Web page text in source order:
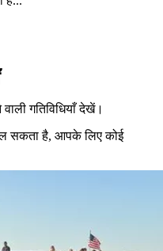
गतिविधियाँ देखें।
सकता है, आपके लिए कोई